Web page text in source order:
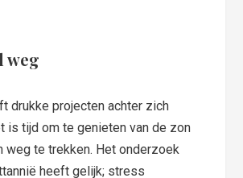
weg
drukke projecten achter zich
is tijd om te genieten van de zon
weg te trekken. Het onderzoek
heeft gelijk; stress